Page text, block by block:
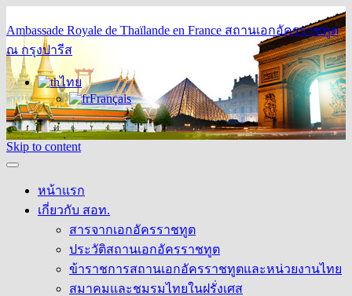
Ambassade Royale de Thaïlande en France สถานเอกอัครราชทูต
ณ กรุงปารีส
ไทย
Français
Skip to content
หน้าแรก
เกี่ยวกับ สอท.
สารจากเอกอัครราชทูต
ประวัติสถานเอกอัครราชทูต
ข้าราชการสถานเอกอัครราชทูตและหน่วยงานไทย
สมาคมและชมรมไทยในฝรั่งเศส